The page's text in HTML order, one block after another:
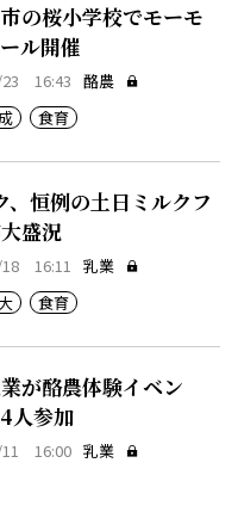
の桜小学校でモーモ
ル開催
23 16:43 酪農
食育
、恒例の土日ミルクフ
盛況
18 16:11 乳業
食育
が酪農体験イベン
人参加
11 16:00 乳業